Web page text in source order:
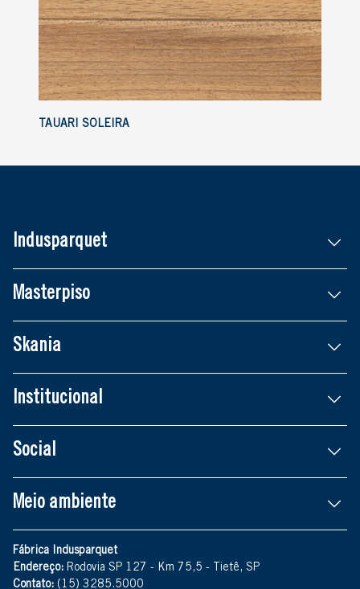
TAUARI SOLEIRA
Indusparquet
Masterpiso
Skania
Institucional
Social
Meio ambiente
Fábrica Indusparquet
Endereço: Rodovia SP 127 - Km 75,5 - Tietê, SP
Contato: (15) 3285.5000